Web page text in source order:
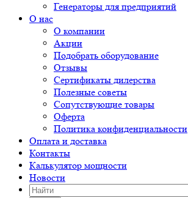
Генераторы для предприятий
О нас
О компании
Акции
Подобрать оборудование
Отзывы
Сертификаты дилерства
Полезные советы
Сопутствующие товары
Оферта
Политика конфиденциальности
Оплата и доставка
Контакты
Калькулятор мощности
Новости